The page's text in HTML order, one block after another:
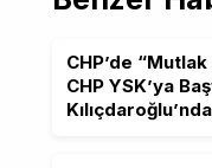
CHP’de
CHP YSK’ya
Kılıçdaroğlu’nda